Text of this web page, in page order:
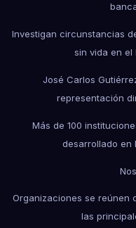
Investigan circunstancias
sin vida en el
José Carlos
representación
Más de 100
desarrollado en
Organizaciones se reúnen
las